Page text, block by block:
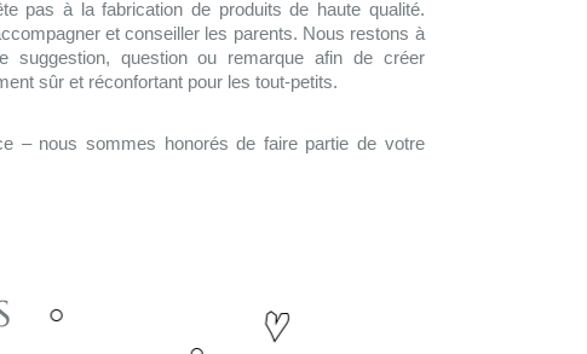
pas à la fabrication de produits de haute qualité.
et conseiller les parents. Nous restons à
suggestion, question ou remarque afin de créer
sûr et réconfortant pour les tout-petits.
– nous sommes honorés de faire partie de votre